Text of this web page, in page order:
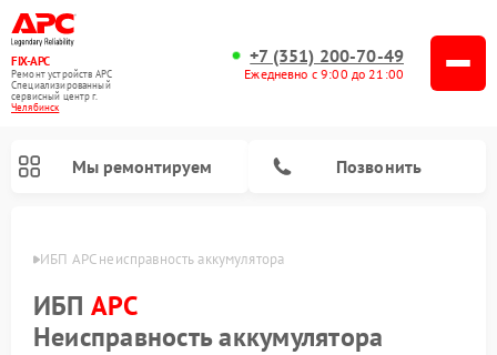
FIX-APC
Ремонт устройств APC
Специализированный
cервисный центр г.
Челябинск
+7 (351) 200-70-49
Ежедневно с 9:00 до 21:00
Мы ремонтируем Позвонить
ИБП APC неисправность аккумулятора
ИБП APC
Неисправность аккумулятора